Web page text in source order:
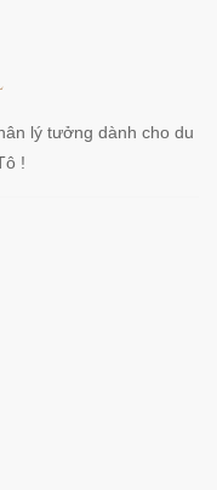
lý tưởng dành cho du
!